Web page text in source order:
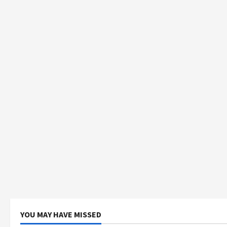
YOU MAY HAVE MISSED